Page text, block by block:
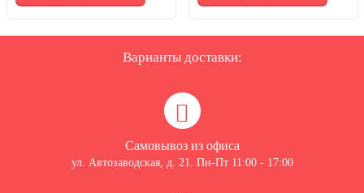
Варианты доставки:
Самовывоз из офиса
ул. Автозаводская, д. 21. Пн-Пт 11:00 - 17:00